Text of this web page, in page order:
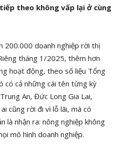
theo không vấp lại ở cùng
200.000 doanh nghiệp rời thị
tháng 1/2025, thêm hơn
hoạt động, theo số liệu Tổng
có cả những cái tên từng kỳ
An, Đức Long Gia Lai,
cũng rời đi vì lỗ lãi, mà có
là nhận ra: nông nghiệp không
mô hình doanh nghiệp.